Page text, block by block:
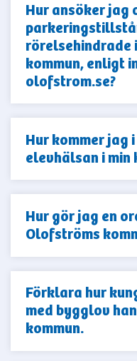
Hur ansöker jag
rörelsehindrade
kommun, enligt
olofstrom.se?
Hur kommer jag
elevhälsan i min
Hur gör jag en
Olofströms
Förklara hur
med bygglov
kommun.